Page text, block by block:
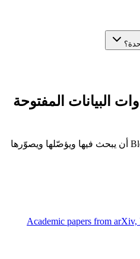
البيانات المفتوحة
كل مجموعة بيانات يمكن لـ Bloom أن يبحث فيها ويؤصّلها ويصوّرها
Academic papers from